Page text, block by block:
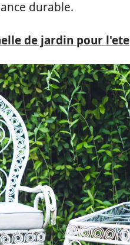
durable.
de jardin pour l'ete